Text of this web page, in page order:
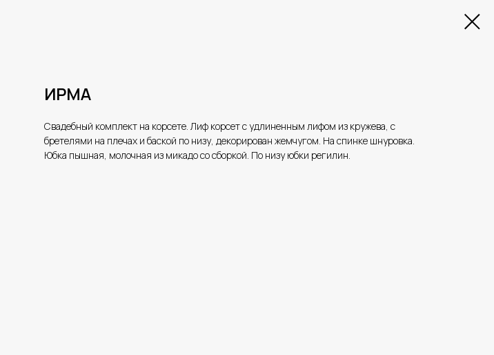
ИРМА
Свадебный комплект на корсете. Лиф корсет с удлиненным лифом из кружева, с
бретелями на плечах и баской по низу, декорирован жемчугом. На спинке шнуровка.
Юбка пышная, молочная из микадо со сборкой. По низу юбки регилин.